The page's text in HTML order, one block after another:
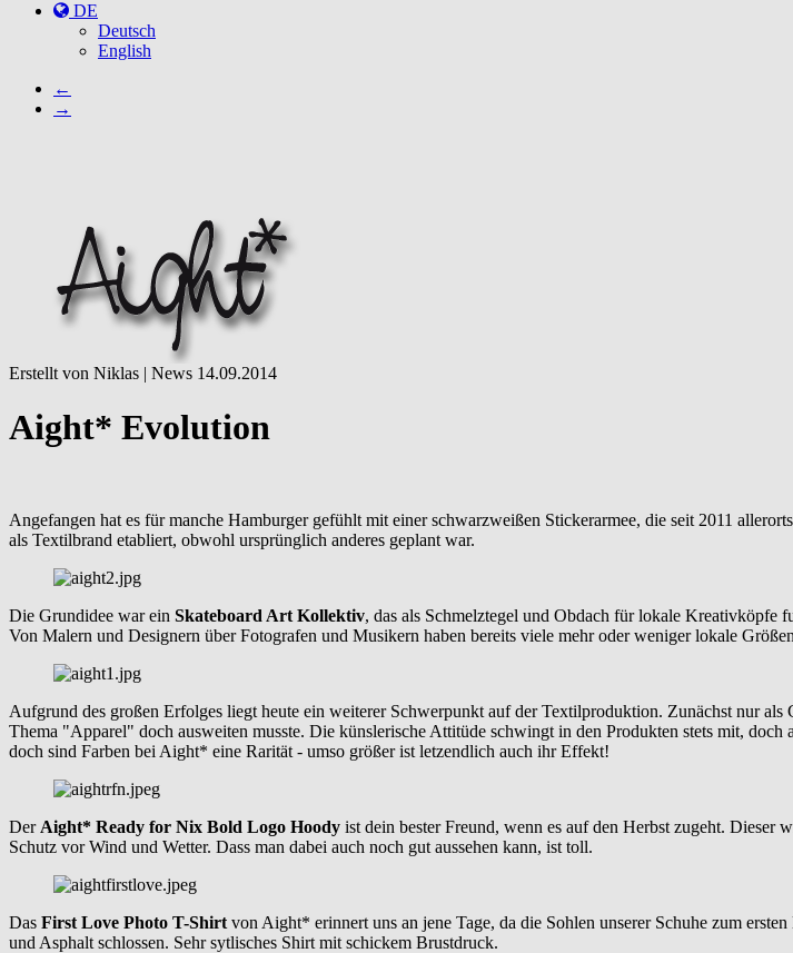
DE
Deutsch
English
←
→
Erstellt von Niklas | News 14.09.2014
Aight* Evolution
Angefangen hat es für manche Hamburger gefühlt mit einer schwarzweißen Stickerarmee, die seit 2011
als Textilbrand etabliert, obwohl ursprünglich anderes geplant war.
Die Grundidee war ein Skateboard Art Kollektiv, das als Schmelztegel und Obdach für lokale Kreativköpfe
Von Malern und Designern über Fotografen und Musikern haben bereits viele mehr oder weniger lokale
Aufgrund des großen Erfolges liegt heute ein weiterer Schwerpunkt auf der Textilproduktion. Zunächst nur
Thema "Apparel" doch ausweiten musste. Die künslerische Attitüde schwingt in den Produkten stets mit,
doch sind Farben bei Aight* eine Rarität - umso größer ist letzendlich auch ihr Effekt!
Der Aight* Ready for Nix Bold Logo Hoody ist dein bester Freund, wenn es auf den Herbst zugeht. Dieser
Schutz vor Wind und Wetter. Dass man dabei auch noch gut aussehen kann, ist toll.
Das First Love Photo T-Shirt von Aight* erinnert uns an jene Tage, da die Sohlen unserer Schuhe zum
und Asphalt schlossen. Sehr sytlisches Shirt mit schickem Brustdruck.